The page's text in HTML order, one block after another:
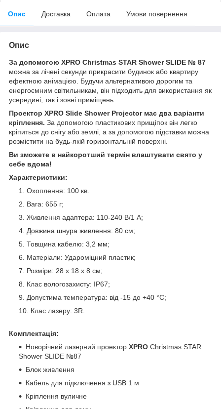
Опис Доставка Оплата Умови повернення
Опис
За допомогою XPRO Christmas STAR Shower SLIDE № 87
можна за лічені секунди прикрасити будинок або квартиру
ефектною анімацією. Будучи альтернативою дорогим та
енергоємним світильникам, він підходить для використання як
усередині, так і зовні приміщень.
Проектор XPRO Slide Shower Projector має два варіанти
кріплення. За допомогою пластикових прищіпок він легко
кріпиться до снігу або землі, а за допомогою підставки можна
розмістити на будь-якій горизонтальній поверхні.
Ви зможете в найкоротший термін влаштувати свято у
себе вдома!
Характеристики:
Охоплення: 100 кв.
Вага: 655 г;
Живлення адаптера: 110-240 В/1 А;
Довжина шнура живлення: 80 см;
Товщина кабелю: 3,2 мм;
Матеріали: Удароміцний пластик;
Розміри: 28 х 18 х 8 см;
Клас вологозахисту: IP67;
Допустима температура: від -15 до +40 °C;
Клас лазеру: 3R.
Комплектація:
Новорічний лазерний проектор XPRO Christmas STAR
Shower SLIDE №87
Блок живлення
Кабель для підключення з USB 1 м
Кріплення вуличне